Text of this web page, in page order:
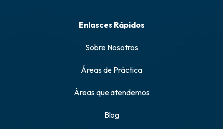
Enlasces Rápidos
Sobre Nosotros
Áreas de Práctica
Áreas que atendemos
Blog